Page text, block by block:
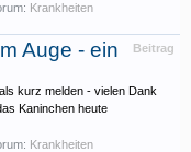
Krankheiten
Beitrag
Auge - ein
kurz melden - vielen Dank
Kaninchen heute
Krankheiten